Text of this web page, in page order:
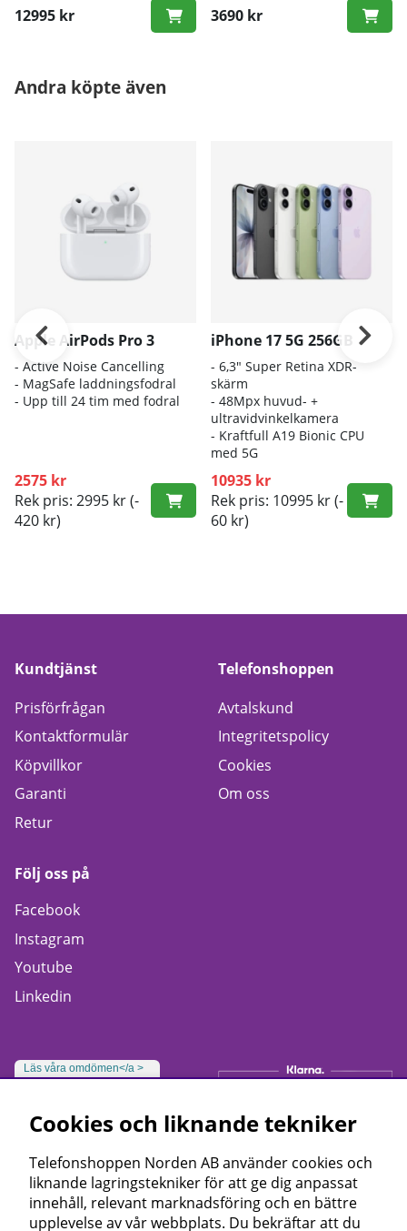
12995 kr 3690 kr
Andra köpte även
Apple AirPods Pro 3
- Active Noise Cancelling
- MagSafe laddningsfodral
- Upp till 24 tim med fodral
2575 kr
Rek pris: 2995 kr(-
420 kr)
iPhone 17 5G 256GB
- 6,3" Super Retina XDR-
skärm
- 48Mpx huvud- +
ultravidvinkelkamera
- Kraftfull A19 Bionic CPU
med 5G
10935 kr
Rek pris: 10995 kr(-
60 kr)
Kundtjänst
Prisförfrågan
Kontaktformulär
Köpvillkor
Garanti
Retur
Telefonshoppen
Avtalskund
Integritetspolicy
Cookies
Om oss
Följ oss på
Facebook
Instagram
Youtube
Linkedin
Läs våra omdömen</a >
Cookies och liknande tekniker
Telefonshoppen Norden AB använder cookies och
liknande lagringstekniker för att ge dig anpassat
innehåll, relevant marknadsföring och en bättre
upplevelse av vår webbplats. Du bekräftar att du